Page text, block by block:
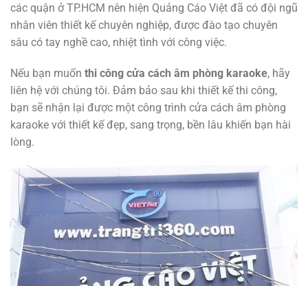
các quận ở TP.HCM nên hiện Quảng Cáo Việt đã có đội ngũ
nhân viên thiết kế chuyên nghiệp, được đào tạo chuyên
sâu có tay nghề cao, nhiệt tình với công việc.
Nếu bạn muốn thi công cửa cách âm phòng karaoke, hãy
liên hệ với chúng tôi. Đảm bảo sau khi thiết kế thi công,
bạn sẽ nhận lại được một công trình cửa cách âm phòng
karaoke với thiết kế đẹp, sang trọng, bền lâu khiến bạn hài
lòng.